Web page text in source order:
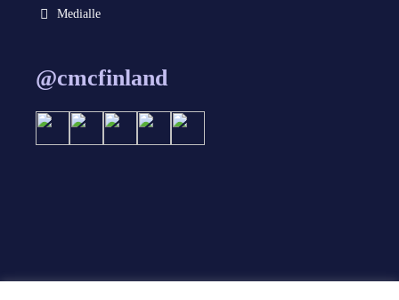
Medialle
@cmcfinland